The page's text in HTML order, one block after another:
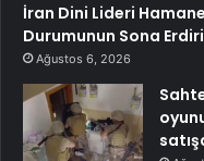
İran Dini Lideri
Durumunun Sona
Ağustos 6, 2026